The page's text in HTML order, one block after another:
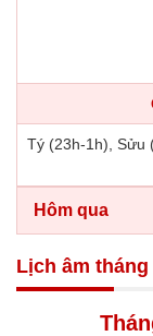
Tý (23h-1h), Sửu
Hôm qua
Lịch âm tháng